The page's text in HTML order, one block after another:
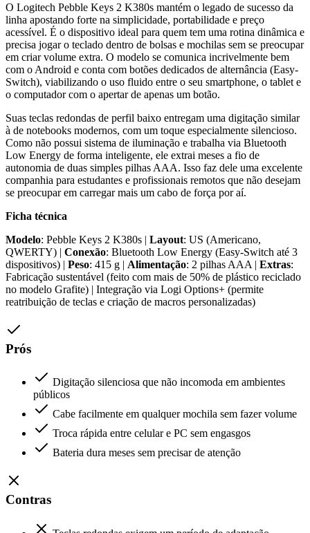
O Logitech Pebble Keys 2 K380s mantém o legado de sucesso da
linha apostando forte na simplicidade, portabilidade e preço
acessível. É o dispositivo ideal para quem tem uma rotina dinâmica e
precisa jogar o teclado dentro de bolsas e mochilas sem se preocupar
em criar volume extra. O modelo se comunica incrivelmente bem
com o Android e conta com botões dedicados de alternância (Easy-
Switch), viabilizando o uso fluido entre o seu smartphone, o tablet e
o computador com o apertar de apenas um botão.
Suas teclas redondas de perfil baixo entregam uma digitação similar
à de notebooks modernos, com um toque especialmente silencioso.
Como não possui sistema de iluminação e trabalha via Bluetooth
Low Energy de forma inteligente, ele extrai meses a fio de
autonomia de duas simples pilhas AAA. Isso faz dele uma excelente
companhia para estudantes e profissionais remotos que não desejam
se preocupar em carregar mais um cabo de força por aí.
Ficha técnica
Modelo: Pebble Keys 2 K380s | Layout: US (Americano,
QWERTY) | Conexão: Bluetooth Low Energy (Easy-Switch até 3
dispositivos) | Peso: 415 g | Alimentação: 2 pilhas AAA | Extras:
Fabricação sustentável (feito com mais de 50% de plástico reciclado
no modelo Grafite) | Integração via Logi Options+ (permite
reatribuição de teclas e criação de macros personalizadas)
Prós
Digitação silenciosa que não incomoda em ambientes
públicos
Cabe facilmente em qualquer mochila sem fazer volume
Troca rápida entre celular e PC sem engasgos
Bateria dura meses sem precisar de atenção
Contras